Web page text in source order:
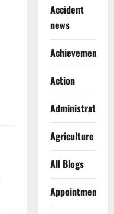
Accident
news
Achievements
Action
Administration
Agriculture
All Blogs
Appointments